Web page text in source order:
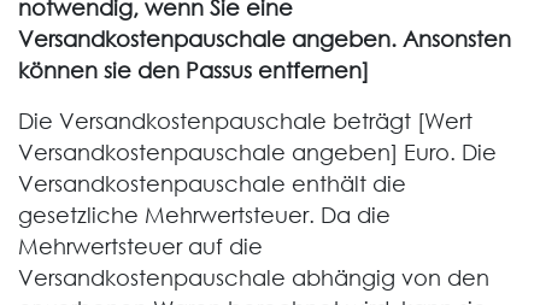
notwendig, wenn Sie eine
Versandkostenpauschale angeben. Ansonsten
können sie den Passus entfernen]
Die Versandkostenpauschale beträgt [Wert
Versandkostenpauschale angeben] Euro. Die
Versandkostenpauschale enthält die
gesetzliche Mehrwertsteuer. Da die
Mehrwertsteuer auf die
Versandkostenpauschale abhängig von den